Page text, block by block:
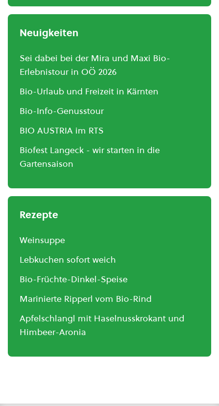
Neuigkeiten
Sei dabei bei der Mira und Maxi Bio-
Erlebnistour in OÖ 2026
Bio-Urlaub und Freizeit in Kärnten
Bio-Info-Genusstour
BIO AUSTRIA im RTS
Biofest Langeck - wir starten in die
Gartensaison
Rezepte
Weinsuppe
Lebkuchen sofort weich
Bio-Früchte-Dinkel-Speise
Marinierte Ripperl vom Bio-Rind
Apfelschlangl mit Haselnusskrokant und
Himbeer-Aronia